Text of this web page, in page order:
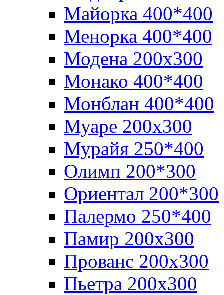
Майорка 400*400
Менорка 400*400
Модена 200х300
Монако 400*400
Монблан 400*400
Муаре 200х300
Мурайя 250*400
Олимп 200*300
Ориентал 200*300
Палермо 250*400
Памир 200х300
Прованс 200х300
Пьетра 200х300